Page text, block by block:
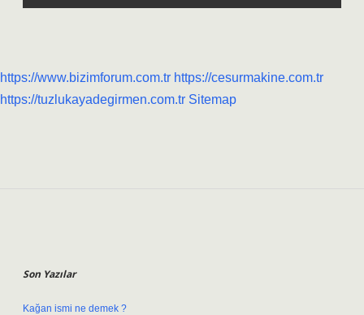
https://www.bizimforum.com.tr https://cesurmakine.com.tr
https://tuzlukayadegirmen.com.tr Sitemap
Son Yazılar
Kağan ismi ne demek ?